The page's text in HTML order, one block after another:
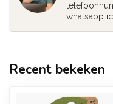
whatsapp
Recent bekeken